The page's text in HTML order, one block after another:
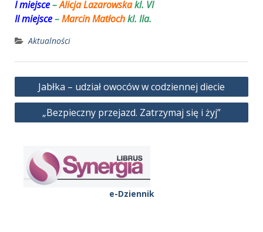
I miejsce–Alicja Lazarowskakl. VI
II miejsce–Marcin Matłochkl. IIa.
Aktualności
Nawigacja
wpisu
Jabłka – udział owoców w codziennej diecie
„Bezpieczny przejazd. Zatrzymaj się i żyj”
e-Dziennik